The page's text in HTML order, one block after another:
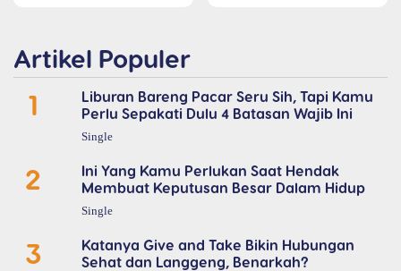
Artikel Populer
1
Liburan Bareng Pacar Seru Sih, Tapi Kamu
Perlu Sepakati Dulu 4 Batasan Wajib Ini
Single
2
Ini Yang Kamu Perlukan Saat Hendak
Membuat Keputusan Besar Dalam Hidup
Single
3
Katanya Give and Take Bikin Hubungan
Sehat dan Langgeng, Benarkah?